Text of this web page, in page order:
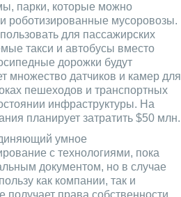
парки, которые можно
роботизированные мусоровозы.
для пассажирских
такси и автобусы вместо
дорожки будут
множество датчиков и камер для
пешеходов и транспортных
инфраструктуры. На
планирует затратить $50 млн.
умное
с технологиями, пока
документом, но в случае
как компании, так и
получает права собственности